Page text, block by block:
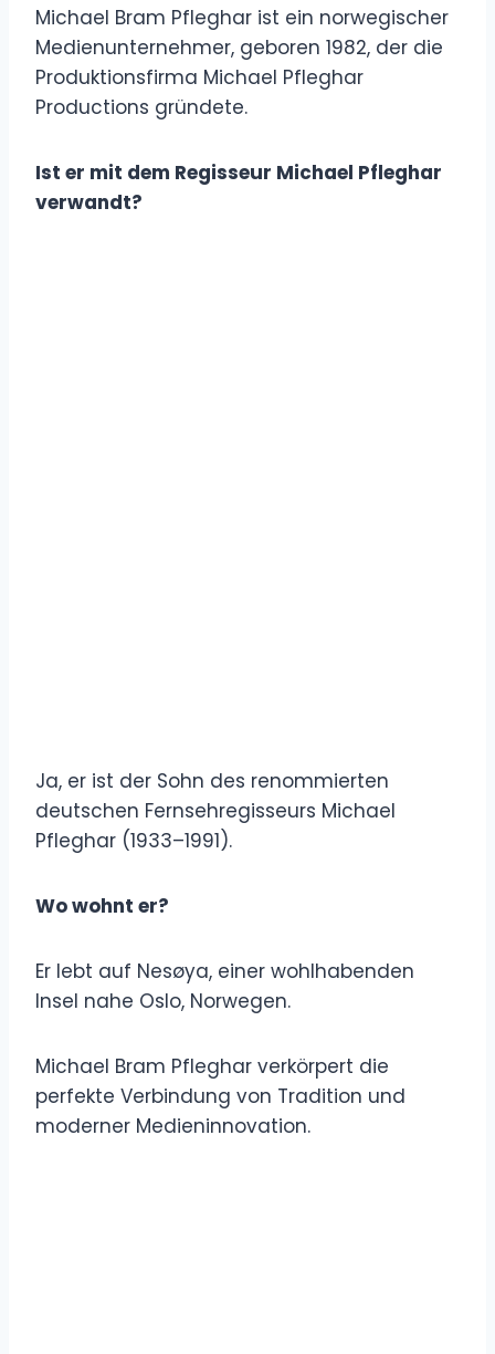
Michael Bram Pfleghar ist ein norwegischer
Medienunternehmer, geboren 1982, der die
Produktionsfirma Michael Pfleghar
Productions gründete.
Ist er mit dem Regisseur Michael Pfleghar
verwandt?
Ja, er ist der Sohn des renommierten
deutschen Fernsehregisseurs Michael
Pfleghar (1933–1991).
Wo wohnt er?
Er lebt auf Nesøya, einer wohlhabenden
Insel nahe Oslo, Norwegen.
Michael Bram Pfleghar verkörpert die
perfekte Verbindung von Tradition und
moderner Medieninnovation.